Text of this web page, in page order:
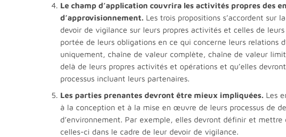
Le champ d’application couvrira les activités propres des
d’approvisionnement.Les trois propositions s’accordent sur
devoir de vigilance sur leurs propres activités et celles de
portée de leurs obligations en ce qui concerne leurs relations
uniquement, chaîne de valeur complète, chaîne de valeur
delà de leurs propres activités et opérations et qu’elles
processus incluant leurs partenaires.
Les parties prenantes devront être mieux impliquées.Les
à la conception et à la mise en œuvre de leurs processus de
d’environnement. Par exemple, elles devront définir et
celles-ci dans le cadre de leur devoir de vigilance.